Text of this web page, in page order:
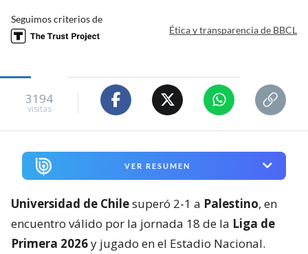
Seguimos criterios de
Ética y transparencia de BBCL
3194
visitas
VER RESUMEN
Universidad de Chilesuperó 2-1 a Palestino, en
encuentro válido por la jornada 18 de la Liga de
Primera 2026y jugado en el Estadio Nacional.